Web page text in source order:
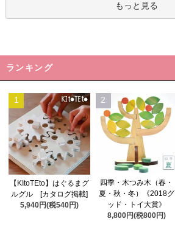
もっと見る
ランキング
1
【KItoTEto】はぐるまグ
ルグル [カタログ掲載]
5,940円(税540円)
2
四季・木つみ木（春・
夏・秋・冬）《2018グ
ッド・トイ大賞》
8,800円(税800円)